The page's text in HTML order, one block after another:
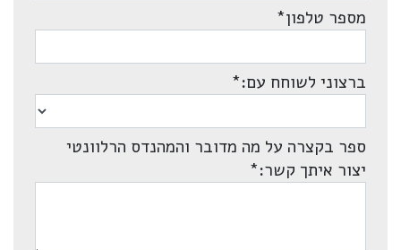
מספר טלפון*
ברצוני לשוחח עם:*
ספר בקצרה על מה מדובר והמהנדס הרלוונטי
יצור איתך קשר:*